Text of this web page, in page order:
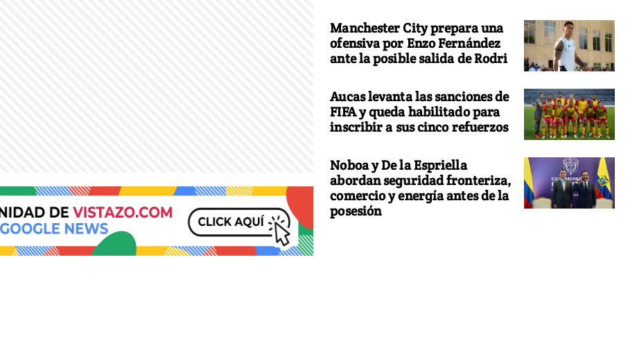
Manchester City prepara una
ofensiva por Enzo Fernández
ante la posible salida de Rodri
Aucas levanta las sanciones de
FIFA y queda habilitado para
inscribir a sus cinco refuerzos
Noboa y De la Espriella
abordan seguridad fronteriza,
comercio y energía antes de la
posesión